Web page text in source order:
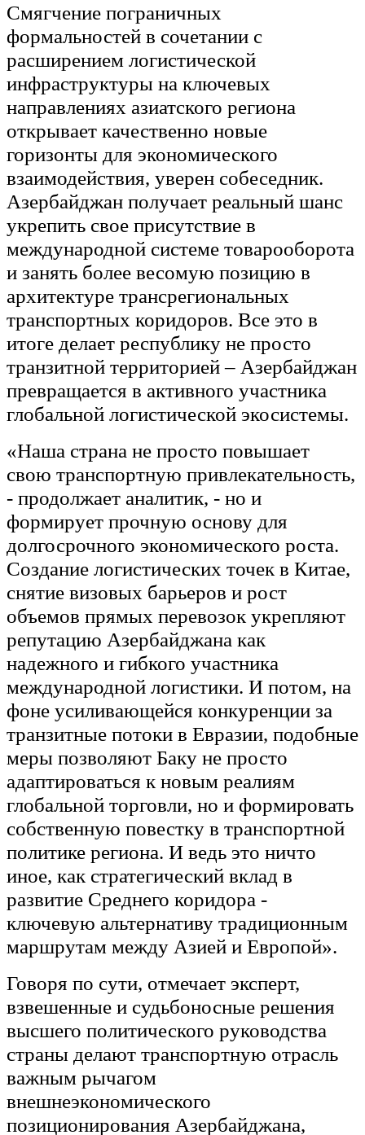
Смягчение пограничных
формальностей в сочетании с
расширением логистической
инфраструктуры на ключевых
направлениях азиатского региона
открывает качественно новые
горизонты для экономического
взаимодействия, уверен собеседник.
Азербайджан получает реальный шанс
укрепить свое присутствие в
международной системе товарооборота
и занять более весомую позицию в
архитектуре трансрегиональных
транспортных коридоров. Все это в
итоге делает республику не просто
транзитной территорией – Азербайджан
превращается в активного участника
глобальной логистической экосистемы.
«Наша страна не просто повышает
свою транспортную привлекательность,
- продолжает аналитик, - но и
формирует прочную основу для
долгосрочного экономического роста.
Создание логистических точек в Китае,
снятие визовых барьеров и рост
объемов прямых перевозок укрепляют
репутацию Азербайджана как
надежного и гибкого участника
международной логистики. И потом, на
фоне усиливающейся конкуренции за
транзитные потоки в Евразии, подобные
меры позволяют Баку не просто
адаптироваться к новым реалиям
глобальной торговли, но и формировать
собственную повестку в транспортной
политике региона. И ведь это ничто
иное, как стратегический вклад в
развитие Среднего коридора -
ключевую альтернативу традиционным
маршрутам между Азией и Европой».
Говоря по сути, отмечает эксперт,
взвешенные и судьбоносные решения
высшего политического руководства
страны делают транспортную отрасль
важным рычагом
внешнеэкономического
позиционирования Азербайджана,